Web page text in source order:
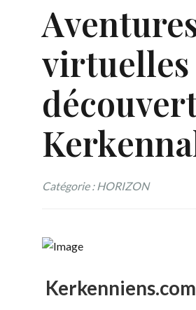
virtuelles
Catégorie : HORIZON